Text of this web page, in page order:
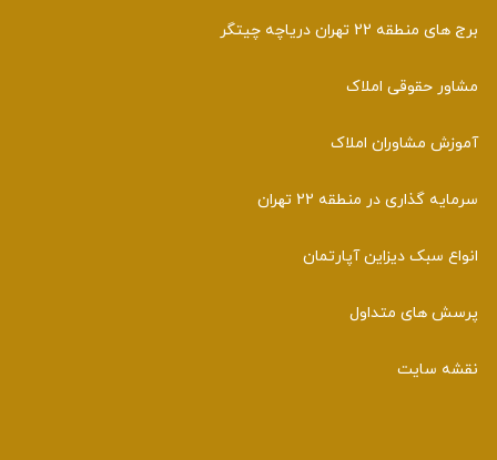
برج های منطقه 22 تهران دریاچه چیتگر
مشاور حقوقی املاک
آموزش مشاوران املاک
سرمایه گذاری در منطقه 22 تهران
انواع سبک دیزاین آپارتمان
پرسش های متداول
نقشه سایت